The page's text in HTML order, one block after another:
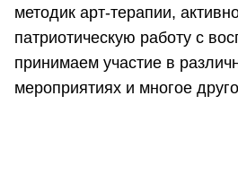
методик арт-терапии,
патриотическую работу с
принимаем участие в
мероприятиях и многое